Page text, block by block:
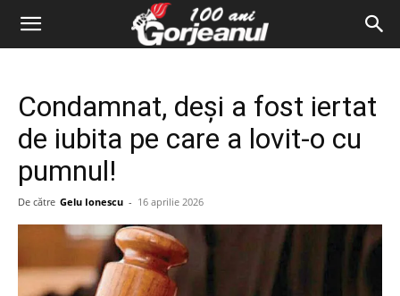
Condamnat, deși a fost iertat
de iubita pe care a lovit-o cu
pumnul!
De către Gelu Ionescu - 16 aprilie 2026